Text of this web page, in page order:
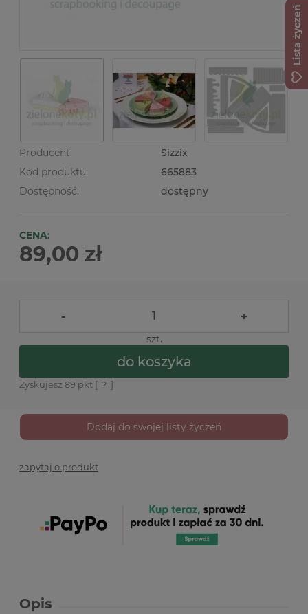
Producent:
Sizzix
Kod produktu:
665883
Dostępność:
dostępny
CENA:
89,00 zł
- +
szt.
do koszyka
Zyskujesz 89 pkt [ ? ]
Dodaj do swojej listy życzeń
zapytaj o produkt
Opis
Lista życzeń